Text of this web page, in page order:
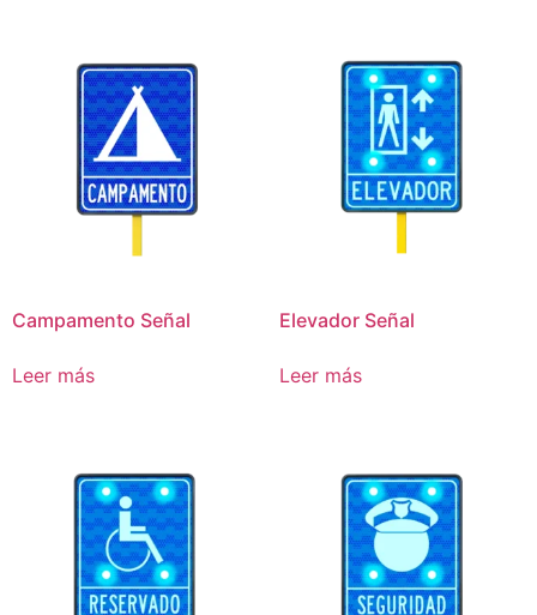
Campamento Señal
Leer más
Elevador Señal
Leer más